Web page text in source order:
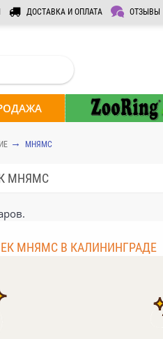
ДОСТАВКА И ОПЛАТА ОТЗЫВЫ
МНЯМС
МНЯМС
МНЯМС В КАЛИНИНГРАДЕ